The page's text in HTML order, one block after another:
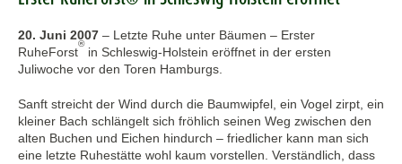
20. Juni 2007 – Letzte Ruhe unter Bäumen – Erster
RuheForst
®
in Schleswig-Holstein eröffnet in der ersten
Juliwoche vor den Toren Hamburgs.
Sanft streicht der Wind durch die Baumwipfel, ein Vogel zirpt, ein
kleiner Bach schlängelt sich fröhlich seinen Weg zwischen den
alten Buchen und Eichen hindurch – friedlicher kann man sich
eine letzte Ruhestätte wohl kaum vorstellen. Verständlich, dass